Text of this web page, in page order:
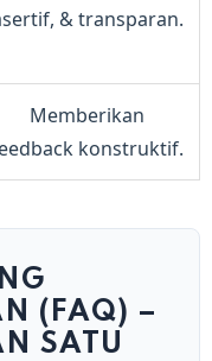
& transparan.
Memberikan
konstruktif.
(FAQ) –
SATU